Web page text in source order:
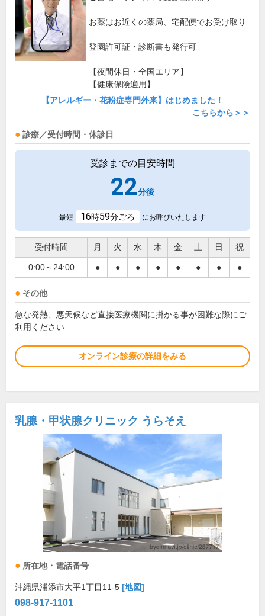
お薬はお近くの薬局、宅配便でお受け取り
登園許可証・診断書も発行可
【夜間休日・全国エリア】
【健康保険適用】
【アレルギー・花粉症専門外来】はじめました！
こちらから＞＞
診療／受付時間・休診日
受診までの目安時間
22分後
最短 16時59分ごろ にお呼びいたします
受付時間 月 火 水 木 金 土 日 祝
0:00～24:00 ● ● ● ● ● ● ● ●
その他
急な発熱、悪天候など直接医療機関に掛かる事が困難な際にご
利用ください
オンライン診療の詳細をみる
乳腺・甲状腺クリニック うらそえ
所在地・電話番号
沖縄県浦添市大平1丁目11-5 [地図]
098-917-1101